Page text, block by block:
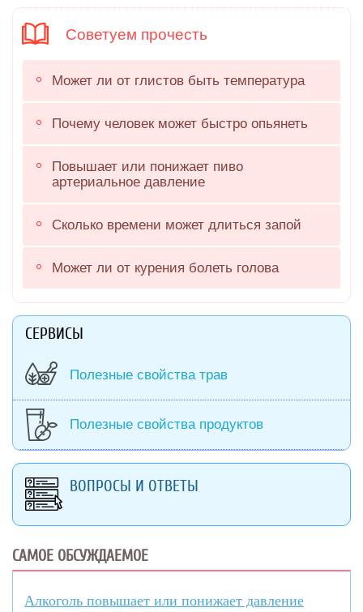
Советуем прочесть
Может ли от глистов быть температура
Почему человек может быстро опьянеть
Повышает или понижает пиво
артериальное давление
Сколько времени может длиться запой
Может ли от курения болеть голова
СЕРВИСЫ
Полезные свойства трав
Полезные свойства продуктов
ВОПРОСЫ И ОТВЕТЫ
САМОЕ ОБСУЖДАЕМОЕ
Алкоголь повышает или понижает давление